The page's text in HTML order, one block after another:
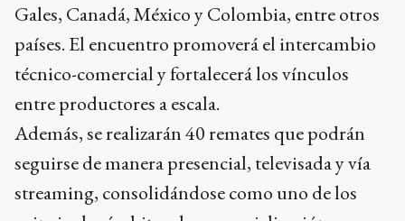
Gales, Canadá, México y Colombia, entre otros
países. El encuentro promoverá el intercambio
técnico-comercial y fortalecerá los vínculos
entre productores a escala.
Además, se realizarán 40 remates que podrán
seguirse de manera presencial, televisada y vía
streaming, consolidándose como uno de los